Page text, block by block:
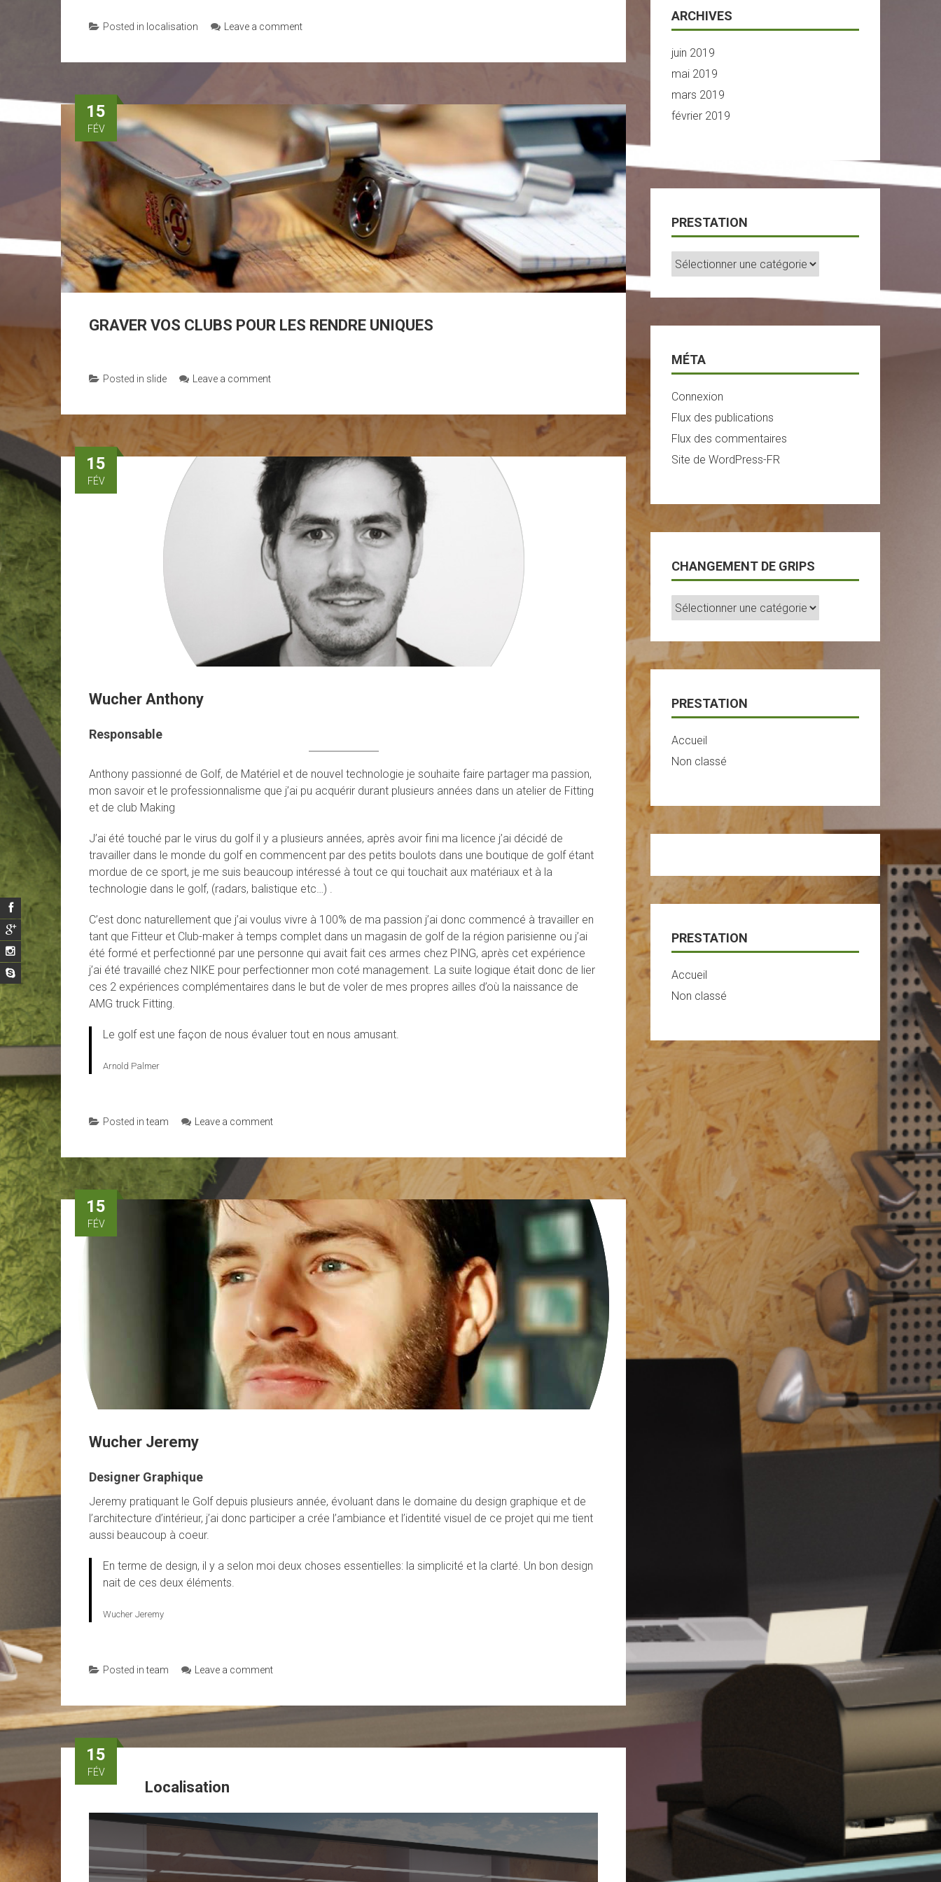
Posted in localisation Leave a comment
15
FÉV
GRAVER VOS CLUBS POUR LES RENDRE UNIQUES
Posted in slide Leave a comment
15
FÉV
Wucher Anthony
Responsable
Anthony passionné de Golf, de Matériel et de nouvel technologie je souhaite faire partager ma passion,
mon savoir et le professionnalisme que j’ai pu acquérir durant plusieurs années dans un atelier de Fitting
et de club Making
J’ai été touché par le virus du golf il y a plusieurs années, après avoir fini ma licence j’ai décidé de
travailler dans le monde du golf en commencent par des petits boulots dans une boutique de golf étant
mordue de ce sport, je me suis beaucoup intéressé à tout ce qui touchait aux matériaux et à la
technologie dans le golf, (radars, balistique etc…) .
C’est donc naturellement que j’ai voulus vivre à 100% de ma passion j’ai donc commencé à travailler en
tant que Fitteur et Club-maker à temps complet dans un magasin de golf de la région parisienne ou j’ai
été formé et perfectionné par une personne qui avait fait ces armes chez PING, après cet expérience
j’ai été travaillé chez NIKE pour perfectionner mon coté management. La suite logique était donc de lier
ces 2 expériences complémentaires dans le but de voler de mes propres ailles d’où la naissance de
AMG truck Fitting.
Le golf est une façon de nous évaluer tout en nous amusant.
Arnold Palmer
Posted inteam Leave a comment
15
FÉV
Wucher Jeremy
Designer Graphique
Jeremy pratiquant le Golf depuis plusieurs année, évoluant dans le domaine du design graphique et de
l’architecture d’intérieur, j’ai donc participer a crée l’ambiance et l’identité visuel de ce projet qui me tient
aussi beaucoup à coeur.
En terme de design, il y a selon moi deux choses essentielles: la simplicité et la clarté. Un bon design
nait de ces deux éléments.
Wucher Jeremy
Posted inteam Leave a comment
15
FÉV
Localisation
ARCHIVES
juin 2019
mai 2019
mars 2019
février 2019
PRESTATION
Prestation
MÉTA
Connexion
Flux des publications
Flux des commentaires
Site de WordPress-FR
CHANGEMENT DE GRIPS
Changement
De
PRESTATION
Accueil
Non classé
PRESTATION
Accueil
Non classé